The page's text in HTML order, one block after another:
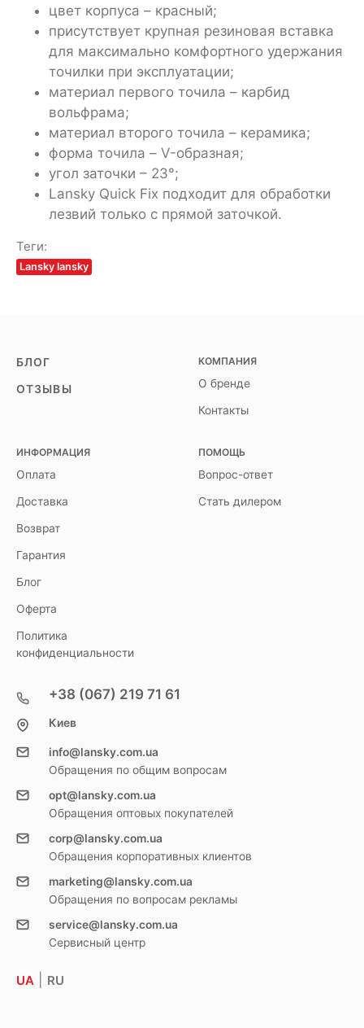
цвет корпуса – красный;
присутствует крупная резиновая вставка
для максимально комфортного удержания
точилки при эксплуатации;
материал первого точила – карбид
вольфрама;
материал второго точила – керамика;
форма точила – V-образная;
угол заточки – 23°;
Lansky Quick Fix подходит для обработки
лезвий только с прямой заточкой.
Теги:
Lansky lansky
БЛОГ
ОТЗЫВЫ
КОМПАНИЯ
О бренде
Контакты
ИНФОРМАЦИЯ
Оплата
Доставка
Возврат
Гарантия
Блог
Оферта
Политика
конфиденциальности
ПОМОЩЬ
Вопрос-ответ
Стать дилером
+38 (067) 219 71 61
Киев
info@lansky.com.ua
Обращения по общим вопросам
opt@lansky.com.ua
Обращения оптовых покупателей
corp@lansky.com.ua
Обращения корпоративных клиентов
marketing@lansky.com.ua
Обращения по вопросам рекламы
service@lansky.com.ua
Сервисный центр
UA RU